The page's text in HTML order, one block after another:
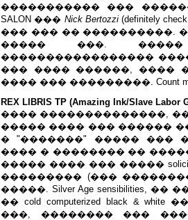
����������� ���
SALON ��� Nick Bertozzi(definitely
��� ��� �� ����������.
����� ���.
�����������������
��� ���� ������, ����
���� ��� ���������. Count
REX LIBRIS TP (Amazing Ink/Slave Labor
���� ��������������,
����� ���� ��� ������
� "�������" ����� ���
���� � �������� ��
����� ���� ��� �����
��������� (���
�����. Silver Age sensibilities,
�� cold computerized black &
���, �������� ���